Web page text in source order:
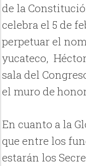
de la
celebra el 5 de
perpetuar el
yucateco,
sala del
el muro de
En cuanto a la
que entre los
estarán los